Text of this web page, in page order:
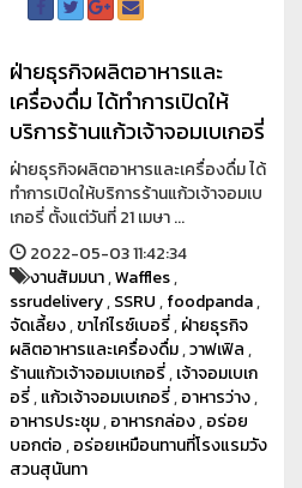
ฝ่ายธุรกิจผลิตอาหารและ
เครื่องดื่ม ได้ทำการเปิดให้
บริการร้านแก้วเจ้าจอมเบเกอรี่
ฝ่ายธุรกิจผลิตอาหารและเครื่องดื่ม ได้
ทำการเปิดให้บริการร้านแก้วเจ้าจอมเบ
เกอรี่ ตั้งแต่วันที่ 21 เมษา ...
2022-05-03 11:42:34
งานสัมมนา,Waffles,
ssrudelivery,SSRU,foodpanda,
จัดเลี้ยง,ขาไก่ไรซ์เบอรี่,ฝ่ายธุรกิจ
ผลิตอาหารและเครื่องดื่ม,วาฟเฟิล,
ร้านแก้วเจ้าจอมเบเกอรี่,เจ้าจอมเบเก
อรี่,แก้วเจ้าจอมเบเกอรี่,อาหารว่าง,
อาหารประชุม,อาหารกล่อง,อร่อย
บอกต่อ,อร่อยเหมือนทานที่โรงแรมวัง
สวนสุนันทา